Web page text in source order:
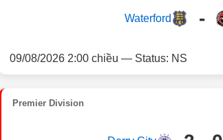
Waterford -
09/08/2026 2:00 chiều — Status: NS
Premier Division